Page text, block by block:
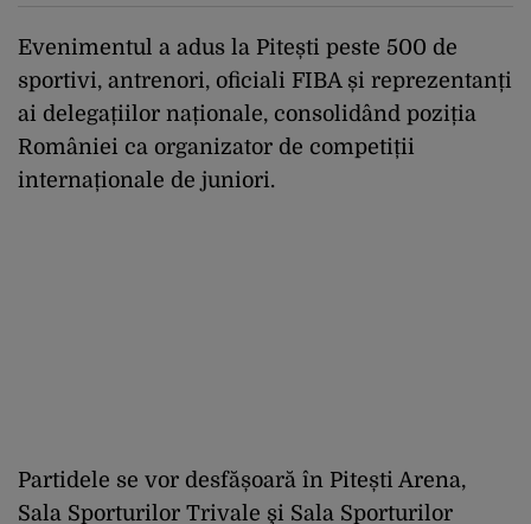
Evenimentul a adus la Pitești peste 500 de
sportivi, antrenori, oficiali FIBA și reprezentanți
ai delegațiilor naționale, consolidând poziția
României ca organizator de competiții
internaționale de juniori.
Partidele se vor desfășoară în Pitești Arena,
Sala Sporturilor Trivale şi Sala Sporturilor